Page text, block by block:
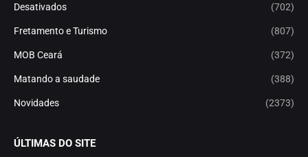
Desativados (702)
Fretamento e Turismo (807)
MOB Ceará (372)
Matando a saudade (388)
Novidades (2373)
ÚLTIMAS DO SITE